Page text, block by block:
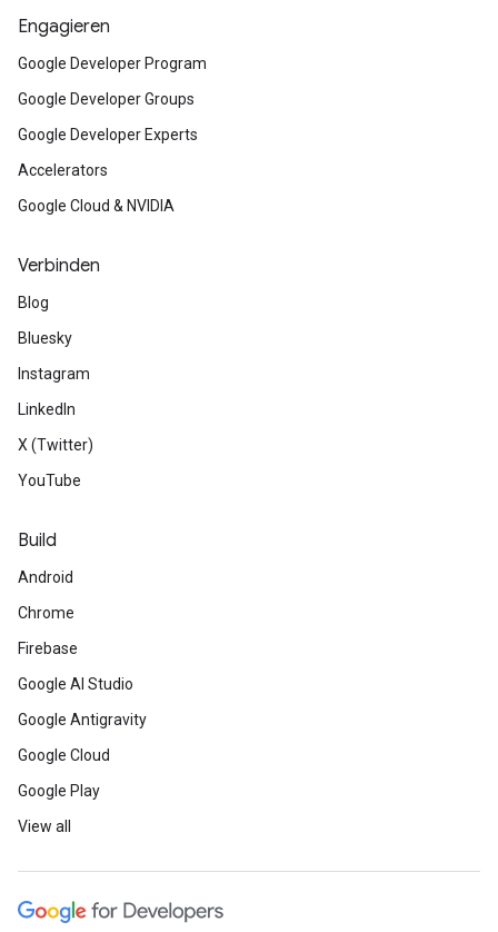
Engagieren
Google Developer Program
Google Developer Groups
Google Developer Experts
Accelerators
Google Cloud & NVIDIA
Verbinden
Blog
Bluesky
Instagram
LinkedIn
X (Twitter)
YouTube
Build
Android
Chrome
Firebase
Google AI Studio
Google Antigravity
Google Cloud
Google Play
View all